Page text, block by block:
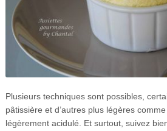
Plusieurs techniques sont possibles,
pâtissière et d’autres plus légères
légèrement acidulé. Et surtout, suivez